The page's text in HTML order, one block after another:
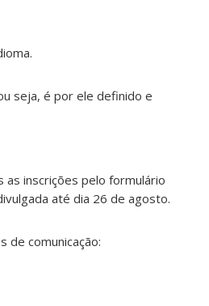
seja, é por ele definido e
as inscrições pelo formulário
até dia 26 de agosto.
de comunicação: